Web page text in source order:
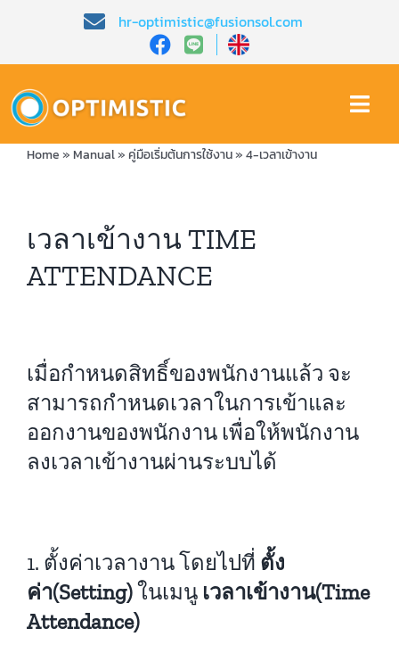
content
hr-optimistic@fusionsol.com
หน้าหลัก​
เกี่ยวกับเรา​
คุณสมบัติ​
การสาธิต
คู่มือการใช้งาน
เข้าสู่ระบบ​
Home» Manual» คู่มือเริ่มต้นการใช้งาน»4-เวลาเข้างาน
เวลาเข้างาน TIME
ATTENDANCE
เมื่อกำหนดสิทธิ์ของพนักงานแล้ว จะ
สามารถกำหนดเวลาในการเข้าและ
ออกงานของพนักงาน เพื่อให้พนักงาน
ลงเวลาเข้างานผ่านระบบได้
1. ตั้งค่าเวลางาน โดยไปที่ ตั้ง
ค่า(Setting)ในเมนู เวลาเข้างาน(Time
Attendance)